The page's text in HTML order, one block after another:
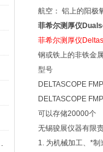
航空： 铝上的阳极
菲希尔测厚仪
菲希尔测厚仪
钢或铁上的非铁金
型号
DELTASCOPE
DELTASCOPE
可以存储20000个
无锡骏展仪器有限
1. 为机械加工、*制